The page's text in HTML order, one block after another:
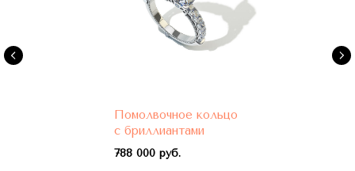
Помолвочное кольцо
с бриллиантами
788 000 руб.